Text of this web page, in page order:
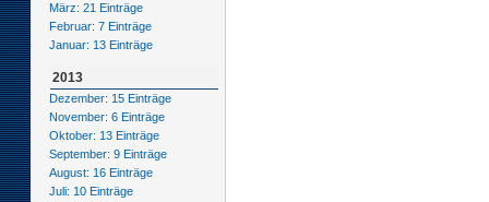
März: 21 Einträge
Februar: 7 Einträge
Januar: 13 Einträge
2013
Dezember: 15 Einträge
November: 6 Einträge
Oktober: 13 Einträge
September: 9 Einträge
August: 16 Einträge
Juli: 10 Einträge